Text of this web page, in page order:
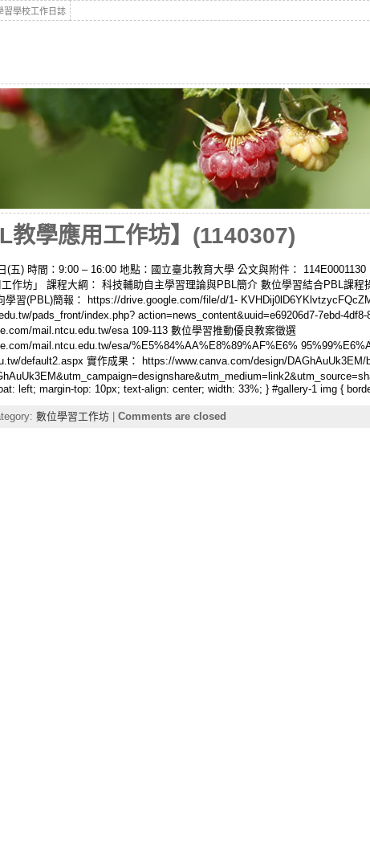
習學校工作日誌
教學應用工作坊】(1140307)
(五) 時間：9:00 – 16:00 地點：國立臺北教育大學 公文與附件：
工作坊」 課程大綱： 科技輔助自主學習理論與PBL簡介 數位學習結合PBL課
學習(PBL)簡報： https://drive.google.com/file/d/1-
pads_front/index.php? action=news_content&uuid=e69206d7-7ebd-
mail.ntcu.edu.tw/esa 109-113 數位學習推動優良教案徵選
mail.ntcu.edu.tw/esa/%E5%84%AA%E8%89%AF%E6%
default2.aspx 實作成果： https://www.canva.com/design/DAGhAuUk3EM/
left; margin-top: 10px; text-align: center; width: 33%; } #gallery-1 img {
數位學習工作坊| Comments are closed